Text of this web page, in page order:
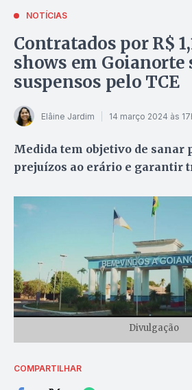
NOTÍCIAS
Contratados por R$
shows em Goianorte
suspensos pelo TCE
Elâine Jardim 14 março 2024 às
Medida tem objetivo de sanar
prejuízos ao erário e garantir
Divulgação
COMPARTILHAR